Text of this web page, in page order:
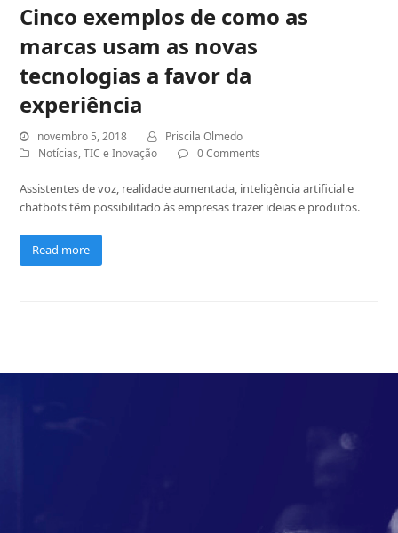
Cinco exemplos de como as
marcas usam as novas
tecnologias a favor da
experiência
novembro 5, 2018
Priscila Olmedo
Notícias,TIC e Inovação 0 Comments
Assistentes de voz, realidade aumentada, inteligência artificial e
chatbots têm possibilitado às empresas trazer ideias e produtos.
Read more